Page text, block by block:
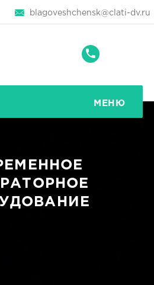
blagoveshchensk@clati-dv.ru
+7
59-
87
МЕНЮ